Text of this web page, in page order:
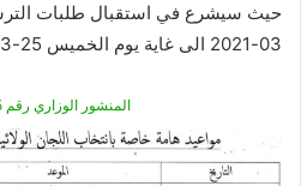
03-2021 الى غاية يوم الخميس 25-03-2021
المنشور الوزاري رقم 565